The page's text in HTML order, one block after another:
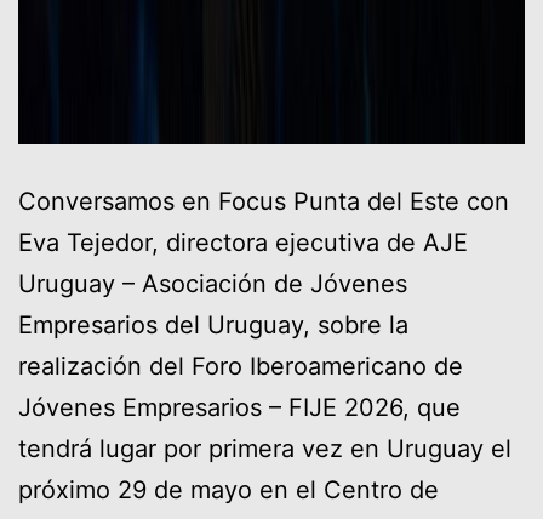
Conversamos en Focus Punta del Este con
Eva Tejedor, directora ejecutiva de AJE
Uruguay – Asociación de Jóvenes
Empresarios del Uruguay, sobre la
realización del Foro Iberoamericano de
Jóvenes Empresarios – FIJE 2026, que
tendrá lugar por primera vez en Uruguay el
próximo 29 de mayo en el Centro de